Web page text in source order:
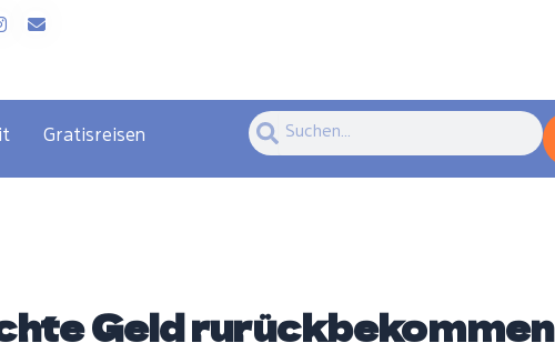
Gratisreisen
SucheSuche
Geld rurückbekommen